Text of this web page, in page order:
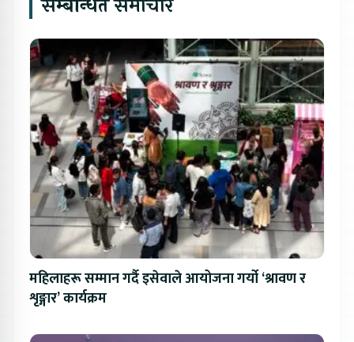
महिलाहरू सम्मान गर्दै इसेवाले आयोजना गर्यो ‘श्रावण र
शृङ्गार’ कार्यक्रम